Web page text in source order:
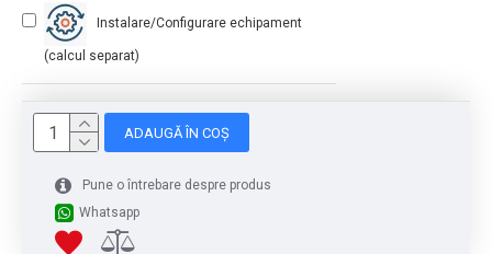
Instalare/Configurare echipament
(calcul separat)
ADAUGĂ ÎN COȘ
Pune o întrebare despre produs
Whatsapp